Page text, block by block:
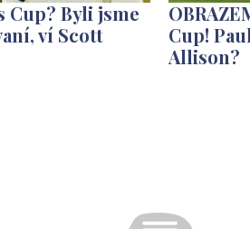
Cup? Byli jsme
ví Scott
Cup!
Allison?